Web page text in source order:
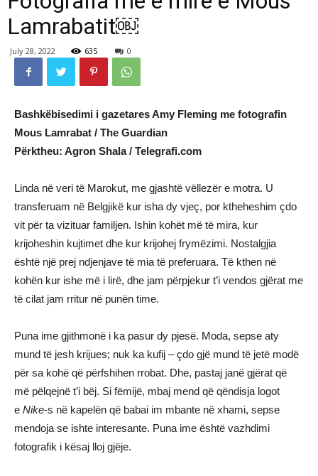
Lamrabatit￼
July 28, 2022 635 0
Bashkëbisedimi i gazetares Amy Fleming me fotografin
Mous Lamrabat / The Guardian
Përktheu: Agron Shala / Telegrafi.com
Linda në veri të Marokut, me gjashtë vëllezër e motra. U
transferuam në Belgjikë kur isha dy vjeç, por ktheheshim çdo
vit për ta vizituar familjen. Ishin kohët më të mira, kur
krijoheshin kujtimet dhe kur krijohej frymëzimi. Nostalgjia
është një prej ndjenjave të mia të preferuara. Të kthen në
kohën kur ishe më i lirë, dhe jam përpjekur t’i vendos gjërat me
të cilat jam rritur në punën time.
Puna ime gjithmonë i ka pasur dy pjesë. Moda, sepse aty
mund të jesh krijues; nuk ka kufij – çdo gjë mund të jetë modë
për sa kohë që përfshihen rrobat. Dhe, pastaj janë gjërat që
më pëlqejnë t’i bëj. Si fëmijë, mbaj mend që qëndisja logot
e Nike-s në kapelën që babai im mbante në xhami, sepse
mendoja se ishte interesante. Puna ime është vazhdimi
fotografik i kësaj lloj gjëje.